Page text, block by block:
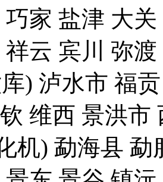
家 盐津 大
云 宾川 弥
) 泸水市 福
维西 景洪
机) 勐海县